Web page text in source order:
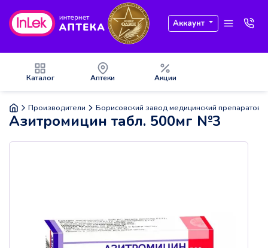
Аккаунт
Каталог Аптеки Акции
Производители Борисовский завод медицинский препаратов
Азитромицин табл. 500мг №3